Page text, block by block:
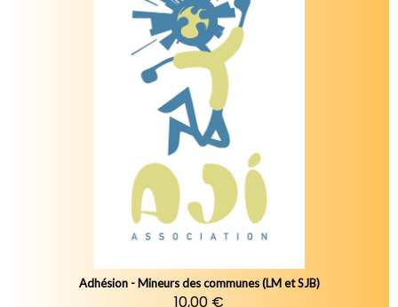
Adhésion - Mineurs des communes (LM et SJB)
10,00 €